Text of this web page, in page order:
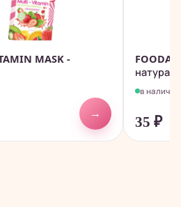
MASK -
→
в наличии
35₽